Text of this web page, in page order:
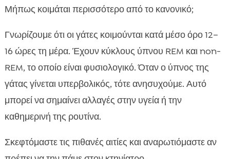
ηλικιωμένες
ύπνο
 CricksyCat: υγιεινές επιλογές που
υποστηρίζουν ισορροπημένο ύπνο

Ρουτίνα ύπνου: πώς τη δημιουργούμε και τη
διατηρούμε
Εμπλουτισμός περιβάλλοντος για πιο ποιοτικό
ύπνο
 Πότε ο υπερβολικός ύπνος κρύβει πρόβλημα
 Διάγνωση από τον κτηνίατρο
Μήπως κοιμάται περισσότερο από το κανονικό;
Γνωρίζουμε ότι οι γάτες κοιμούνται κατά μέσο όρο 12–
16 ώρες τη μέρα. Έχουν κύκλους ύπνου REM και non-
REM, το οποίο είναι φυσιολογικό. Όταν ο ύπνος της
γάτας γίνεται υπερβολικός, τότε ανησυχούμε. Αυτό
μπορεί να σημαίνει αλλαγές στην υγεία ή την
καθημερινή της ρουτίνα.
Σκεφτόμαστε τις πιθανές αιτίες και αναρωτιόμαστε αν